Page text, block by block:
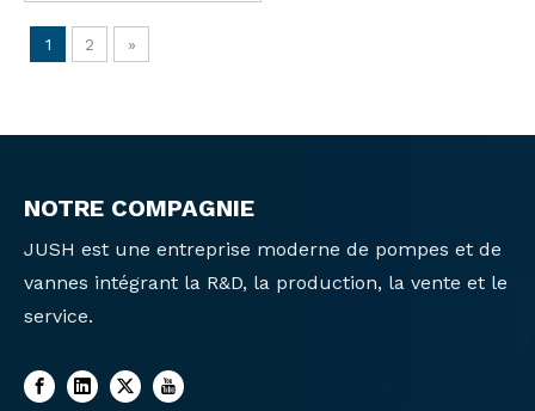
1 2 »
NOTRE COMPAGNIE
JUSH est une entreprise moderne de pompes et de
vannes intégrant la R&D, la production, la vente et le
service.